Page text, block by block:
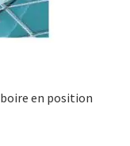
boire en position